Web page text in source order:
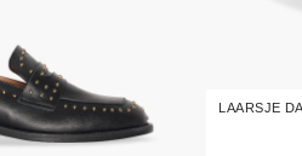
LAARSJE